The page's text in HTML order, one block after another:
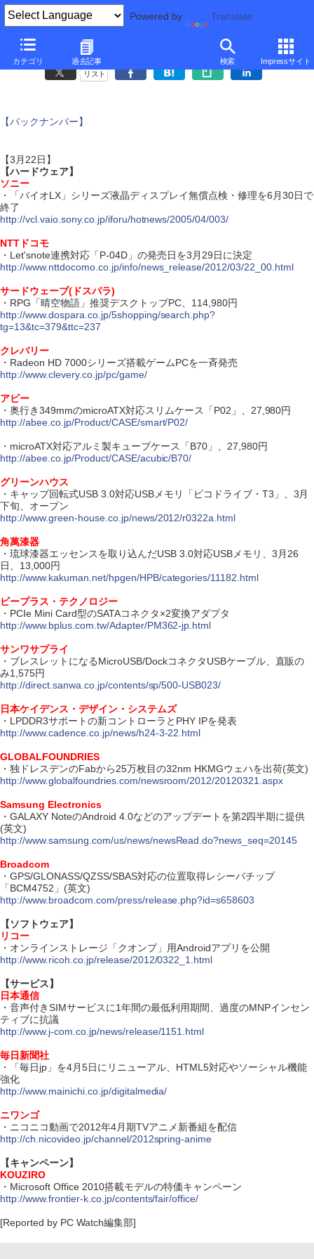
Powered by Translate
カテゴリ 過去記事 検索 Impressサイト
リスト
【バックナンバー】
【3月22日】
【ハードウェア】
ソニー
・「バイオLX」シリーズ液晶ディスプレイ無償点検・修理を6月30日で
終了
http://vcl.vaio.sony.co.jp/iforu/hotnews/2005/04/003/
NTTドコモ
・Let'snote連携対応「P-04D」の発売日を3月29日に決定
http://www.nttdocomo.co.jp/info/news_release/2012/03/22_00.html
サードウェーブ(ドスパラ)
・RPG「晴空物語」推奨デスクトップPC、114,980円
http://www.dospara.co.jp/5shopping/search.php?
tg=13&tc=379&ttc=237
クレバリー
・Radeon HD 7000シリーズ搭載ゲームPCを一斉発売
http://www.clevery.co.jp/pc/game/
アビー
・奥行き349mmのmicroATX対応スリムケース「P02」、27,980円
http://abee.co.jp/Product/CASE/smart/P02/
・microATX対応アルミ製キューブケース「B70」、27,980円
http://abee.co.jp/Product/CASE/acubic/B70/
グリーンハウス
・キャップ回転式USB 3.0対応USBメモリ「ピコドライブ・T3」、3月
下旬、オープン
http://www.green-house.co.jp/news/2012/r0322a.html
角萬漆器
・琉球漆器エッセンスを取り込んだUSB 3.0対応USBメモリ、3月26
日、13,000円
http://www.kakuman.net/hpgen/HPB/categories/11182.html
ビープラス・テクノロジー
・PCIe Mini Card型のSATAコネクタ×2変換アダプタ
http://www.bplus.com.tw/Adapter/PM362-jp.html
サンワサプライ
・ブレスレットになるMicroUSB/DockコネクタUSBケーブル、直販の
み1,575円
http://direct.sanwa.co.jp/contents/sp/500-USB023/
日本ケイデンス・デザイン・システムズ
・LPDDR3サポートの新コントローラとPHY IPを発表
http://www.cadence.co.jp/news/h24-3-22.html
GLOBALFOUNDRIES
・独ドレスデンのFabから25万枚目の32nm HKMGウェハを出荷(英文)
http://www.globalfoundries.com/newsroom/2012/20120321.aspx
Samsung Electronics
・GALAXY NoteのAndroid 4.0などのアップデートを第2四半期に提供
(英文)
http://www.samsung.com/us/news/newsRead.do?news_seq=20145
Broadcom
・GPS/GLONASS/QZSS/SBAS対応の位置取得レシーバチップ
「BCM4752」(英文)
http://www.broadcom.com/press/release.php?id=s658603
【ソフトウェア】
リコー
・オンラインストレージ「クオンプ」用Androidアプリを公開
http://www.ricoh.co.jp/release/2012/0322_1.html
【サービス】
日本通信
・音声付きSIMサービスに1年間の最低利用期間、過度のMNPインセン
ティブに抗議
http://www.j-com.co.jp/news/release/1151.html
毎日新聞社
・「毎日jp」を4月5日にリニューアル、HTML5対応やソーシャル機能
強化
http://www.mainichi.co.jp/digitalmedia/
ニワンゴ
・ニコニコ動画で2012年4月期TVアニメ新番組を配信
http://ch.nicovideo.jp/channel/2012spring-anime
【キャンペーン】
KOUZIRO
・Microsoft Office 2010搭載モデルの特価キャンペーン
http://www.frontier-k.co.jp/contents/fair/office/
[Reported by PC Watch編集部]